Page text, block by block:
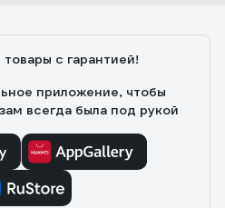
с гарантией!
приложение, чтобы
всегда была под рукой